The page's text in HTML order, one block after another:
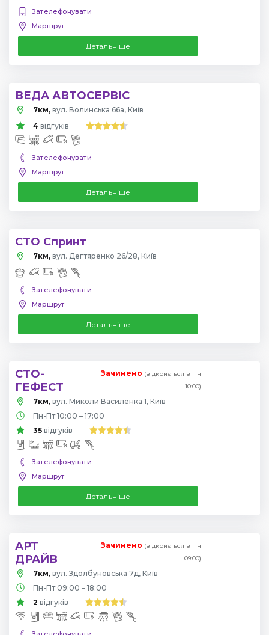
Зателефонувати
Маршрут
Детальніше
ВЕДА АВТОСЕРВІС
7км, вул. Волинська 66а, Київ
4 відгуків
Зателефонувати
Маршрут
Детальніше
СТО Спринт
7км, вул. Дегтяренко 26/28, Київ
Зателефонувати
Маршрут
Детальніше
СТО-
ГЕФЕСТ
Зачинено (відкриється в Пн
10:00)
7км, вул. Миколи Василенка 1, Київ
Пн-Пт 10:00 – 17:00
35 відгуків
Зателефонувати
Маршрут
Детальніше
АРТ
ДРАЙВ
Зачинено (відкриється в Пн
09:00)
7км, вул. Здолбуновська 7д, Київ
Пн-Пт 09:00 – 18:00
2 відгуків